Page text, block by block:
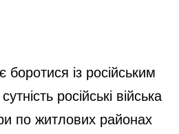
боротися із російським
російські війська
по житлових районах